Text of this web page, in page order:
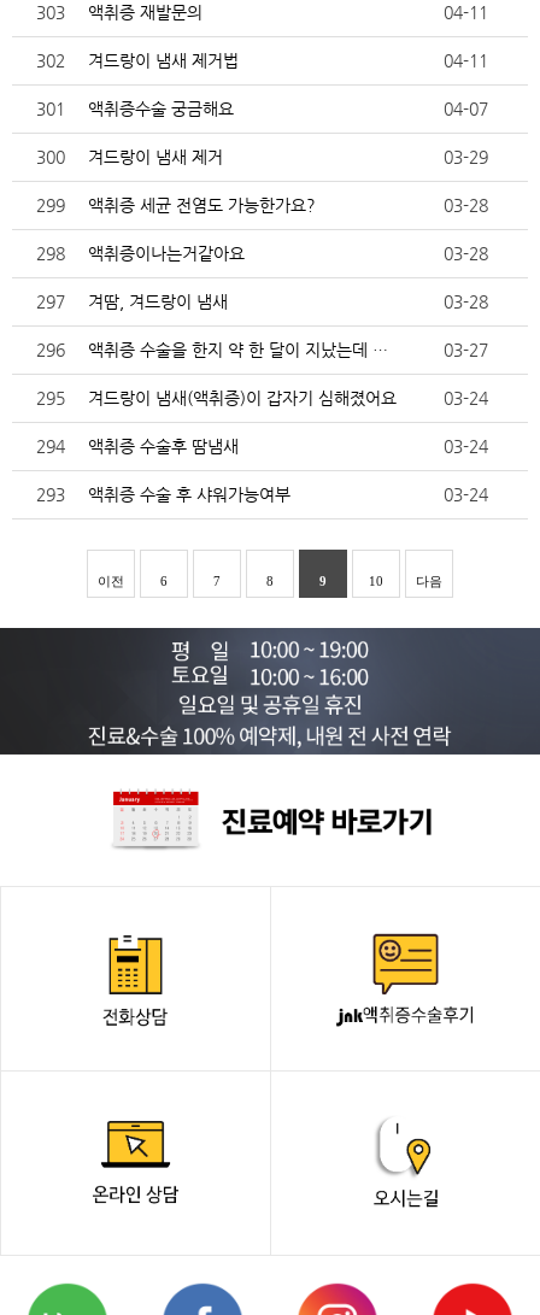
303 액취증 재발문의 04-11
302 겨드랑이 냄새 제거법 04-11
301 액취증수술 궁금해요 04-07
300 겨드랑이 냄새 제거 03-29
299 액취증 세균 전염도 가능한가요? 03-28
298 액취증이나는거같아요 03-28
297 겨땀, 겨드랑이 냄새 03-28
296 액취증 수술을 한지 약 한 달이 지났는데 살이 엄청 두… 03-27
295 겨드랑이 냄새(액취증)이 갑자기 심해졌어요 03-24
294 액취증 수술후 땀냄새 03-24
293 액취증 수술 후 샤워가능여부 03-24
이전 6 7 8 9 10 다음